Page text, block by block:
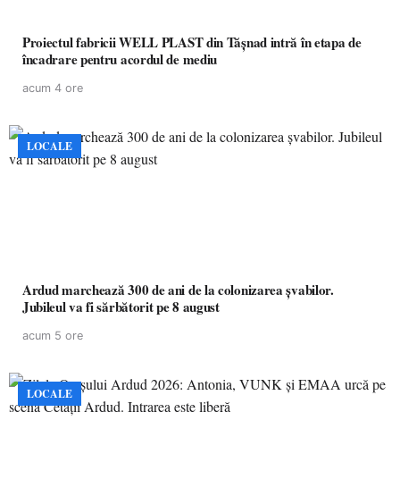
Proiectul fabricii WELL PLAST din Tășnad intră în etapa de
încadrare pentru acordul de mediu
acum 4 ore
LOCALE
Ardud marchează 300 de ani de la colonizarea șvabilor.
Jubileul va fi sărbătorit pe 8 august
acum 5 ore
LOCALE